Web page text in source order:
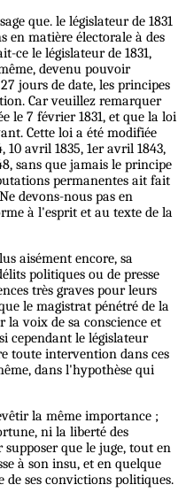
que. le législateur de 1831
en matière électorale à des
ce le législateur de 1831,
devenu pouvoir
jours de date, les principes
Car veuillez remarquer
le 7 février 1831, et que la loi
Cette loi a été modifiée
10 avril 1835, 1er avril 1843,
sans que jamais le principe
permanentes ait fait
devons-nous pas en
à l'esprit et au texte de la
aisément encore, sa
politiques ou de presse
très graves pour leurs
le magistrat pénétré de la
la voix de sa conscience et
cependant le législateur
toute intervention dans ces
dans l'hypothèse qui
la même importance ;
ni la liberté des
que le juge, tout en
à son insu, et en quelque
ses convictions politiques.